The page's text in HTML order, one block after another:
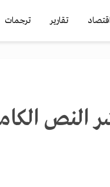
اقتصاد تقارير ترجمات
النص